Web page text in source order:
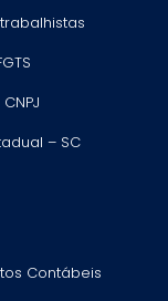
– SC
Contábeis